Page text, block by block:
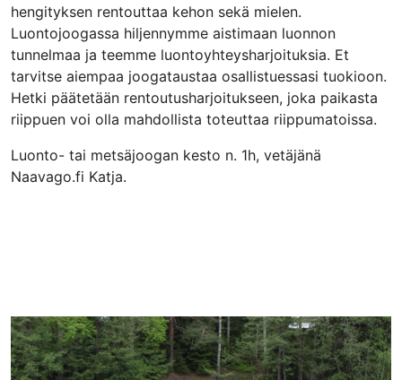
hengityksen rentouttaa kehon sekä mielen.
Luontojoogassa hiljennymme aistimaan luonnon
tunnelmaa ja teemme luontoyhteysharjoituksia. Et
tarvitse aiempaa joogataustaa osallistuessasi tuokioon.
Hetki päätetään rentoutusharjoitukseen, joka paikasta
riippuen voi olla mahdollista toteuttaa riippumatoissa.
Luonto- tai metsäjoogan kesto n. 1h, vetäjänä
Naavago.fi Katja.